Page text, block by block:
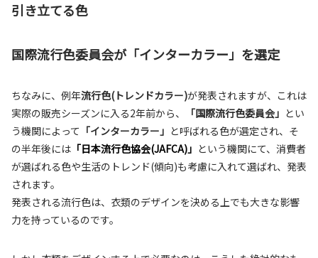
引き立てる色
国際流行色委員会が「インターカラー」を選定
ちなみに、例年流行色(トレンドカラー)が発表されますが、これは
実際の販売シーズンに入る2年前から、
「国際流行色委員会」 とい
う機関によって 「インターカラー」 と呼ばれる色が選定され、そ
の半年後には 「日本流行色協会(JAFCA)」 という機関にて、消費者
が選ばれる色や生活のトレンド(傾向)も考慮に入れて選ばれ、発表
されます。
発表される流行色は、衣類のデザインを決める上でも大きな影響
力を持っているのです。